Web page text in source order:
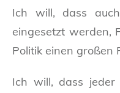
Ich will, dass
eingesetzt werden,
Politik einen großen
Ich will, dass jeder